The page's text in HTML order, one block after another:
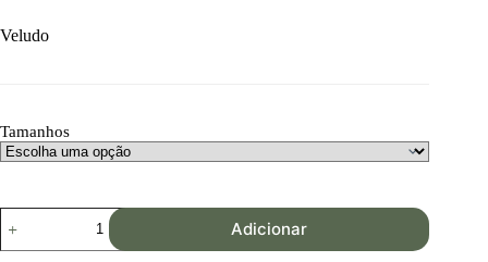
Veludo
Tamanhos
Adicionar